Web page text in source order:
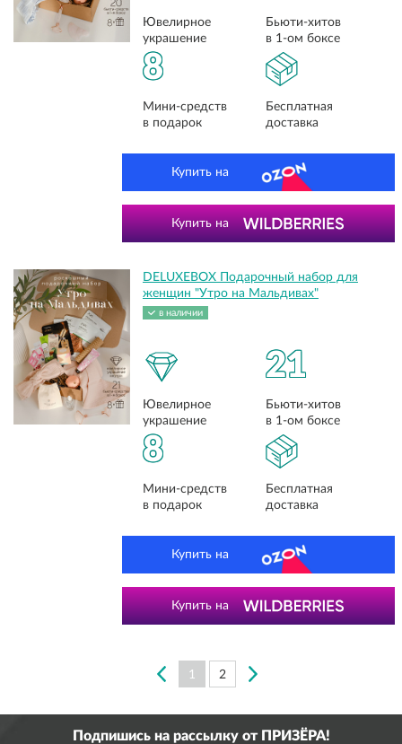
Ювелирное
украшение
Бьюти-хитов
в 1-ом боксе
8
Мини-средств
в подарок
Бесплатная
доставка
Купить на
Купить на
DELUXEBOX Подарочный набор для
женщин "Утро на Мальдивах"
в наличии
Ювелирное
украшение
21
Бьюти-хитов
в 1-ом боксе
8
Мини-средств
в подарок
Бесплатная
доставка
Купить на
Купить на
1 2
Подпишись на рассылку от ПРИЗЁРА!